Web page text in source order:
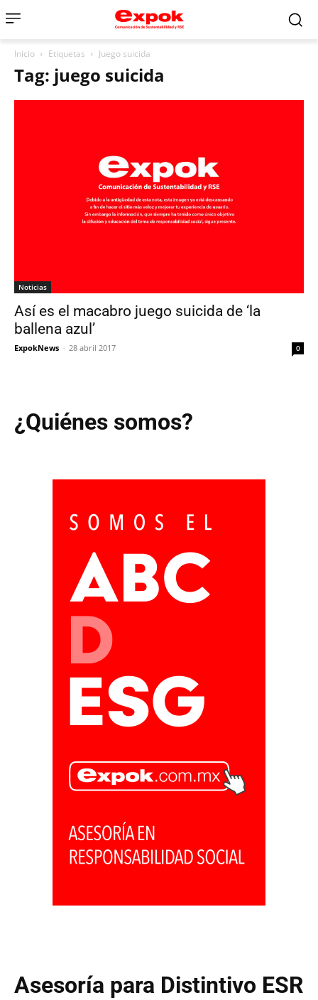
Inicio Etiquetas Juego suicida
Tag: juego suicida
Noticias
Así es el macabro juego suicida de ‘la
ballena azul’
ExpokNews - 28 abril 2017 0
¿Quiénes somos?
Asesoría para Distintivo ESR